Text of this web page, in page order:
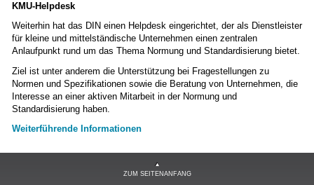
KMU-Helpdesk
Weiterhin hat das DIN einen Helpdesk eingerichtet, der als Dienstleister
für kleine und mittelständische Unternehmen einen zentralen
Anlaufpunkt rund um das Thema Normung und Standardisierung bietet.
Ziel ist unter anderem die Unterstützung bei Fragestellungen zu
Normen und Spezifikationen sowie die Beratung von Unternehmen, die
Interesse an einer aktiven Mitarbeit in der Normung und
Standardisierung haben.
Weiterführende Informationen
ZUM SEITENANFANG